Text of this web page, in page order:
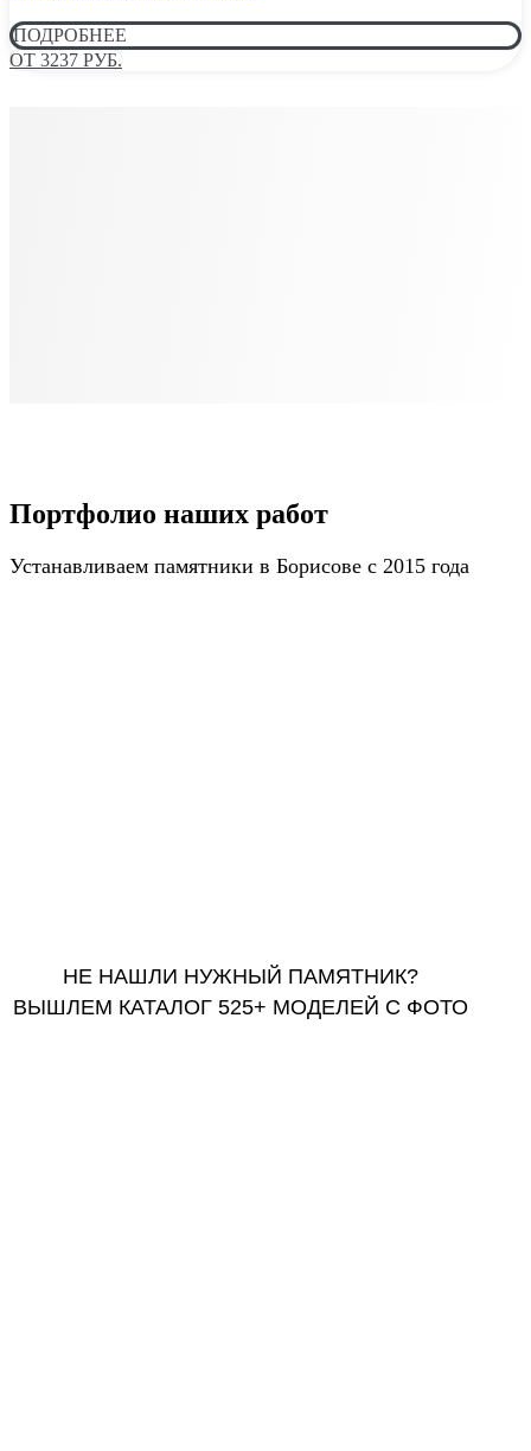
ПОДРОБНЕЕ
ОТ 3237 РУБ.
НЕ НАШЛИ НУЖНЫЙ ПАМЯТНИК?
ВЫШЛЕМ КАТАЛОГ 525+ МОДЕЛЕЙ С ФОТО
Портфолио наших работ
Устанавливаем памятники в Борисове с 2015 года